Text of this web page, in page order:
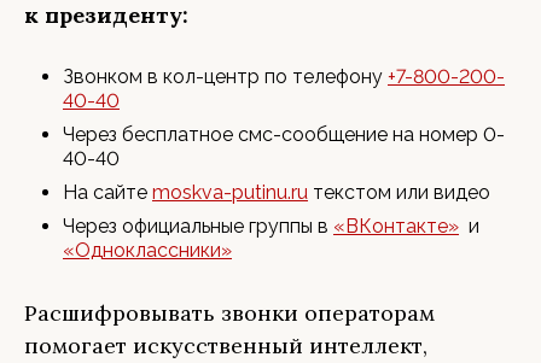
к президенту:
Звонком в кол-центр по телефону +7-800-200-
40-40
Через бесплатное смс-сообщение на номер 0-
40-40
На сайте moskva-putinu.ru текстом или видео
Через официальные группы в «ВКонтакте» и
«Одноклассники»
Расшифровывать звонки операторам
помогает искусственный интеллект,